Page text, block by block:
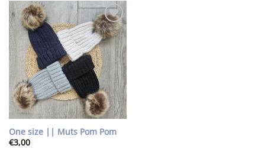
Toevoegen
aan
wenslijst
One size || Muts Pom Pom
€3,00